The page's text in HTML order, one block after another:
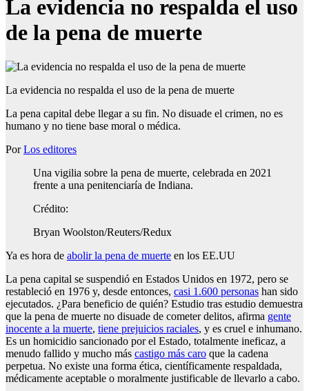
La evidencia no respalda el uso
de la pena de muerte
La evidencia no respalda el uso de la pena de muerte
La pena capital debe llegar a su fin. No disuade el crimen, no es
humano y no tiene base moral o médica.
PorLos editores
Una vigilia sobre la pena de muerte, celebrada en 2021
frente a una penitenciaría de Indiana.
Crédito:
Bryan Woolston/Reuters/Redux
Ya es hora de abolir la pena de muerte en los EE.UU
La pena capital se suspendió en Estados Unidos en 1972, pero se
restableció en 1976 y, desde entonces, casi 1.600 personas han sido
ejecutados. ¿Para beneficio de quién? Estudio tras estudio demuestra
que la pena de muerte no disuade de cometer delitos, afirma gente
inocente a la muerte, tiene prejuicios raciales, y es cruel e inhumano.
Es un homicidio sancionado por el Estado, totalmente ineficaz, a
menudo fallido y mucho más castigo más caro que la cadena
perpetua. No existe una forma ética, científicamente respaldada,
médicamente aceptable o moralmente justificable de llevarlo a cabo.